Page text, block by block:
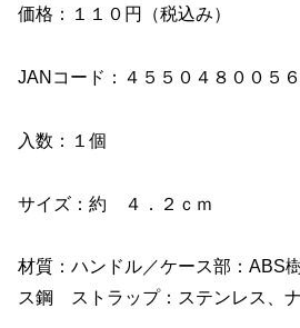
価格：１１０円（税込み）
JANコード：４５５０４８００５
入数：１個
サイズ：約 ４．２ｃｍ
材質：ハンドル／ケース部：ABS
ス鋼 ストラップ：ステンレス、